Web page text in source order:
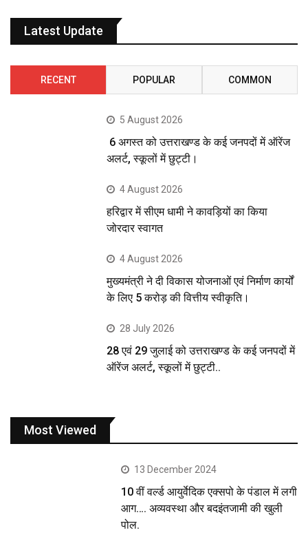
Latest Update
RECENT POPULAR COMMON
5 August 2026
6 अगस्त को उत्तराखण्ड के कई जनपदों में ऑरेंज
अलर्ट, स्कूलों में छुट्टी।
4 August 2026
हरिद्वार में सीएम धामी ने कावड़ियों का किया
जोरदार स्वागत
4 August 2026
मुख्यमंत्री ने दी विकास योजनाओं एवं निर्माण कार्यों
के लिए 5 करोड़ की वित्तीय स्वीकृति।
28 July 2026
28 एवं 29 जुलाई को उत्तराखण्ड के कई जनपदों में
ऑरेंज अलर्ट, स्कूलों में छुट्टी..
Most Viewed
13 December 2024
10 वीं वर्ल्ड आयुर्वेदिक एक्सपो के पंडाल में लगी
आग…. अव्यवस्था और बदइंतजामी की खुली
पोल.